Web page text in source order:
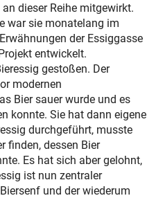
dieser Reihe mitgewirkt.
war sie monatelang im
der Essiggasse
entwickelt.
gestoßen. Der
modernen
Bier sauer wurde und es
konnte. Sie hat dann eigene
durchgeführt, musste
finden, dessen Bier
Es hat sich aber gelohnt,
ist nun zentraler
und der wiederum